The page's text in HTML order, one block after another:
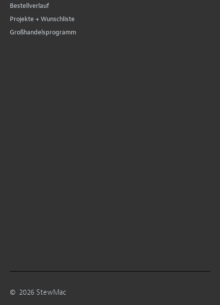
Bestellverlauf
Projekte + Wunschliste
Großhandelsprogramm
© 2026 StewMac